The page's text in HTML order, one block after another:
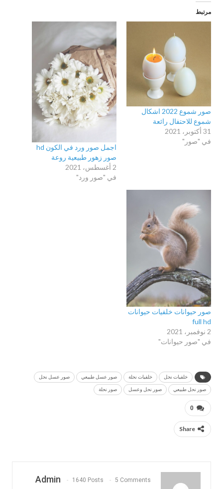
مرتبط
صور شموع 2022 اشكال
شموع للاحتفال رائعة
31 أكتوبر، 2021
في "صور"
اجمل صور ورد في الكون hd
صور زهور طبيعية روعة
2 أغسطس، 2021
في "صور ورد"
صور حيوانات خلفيات حيوانات
full hd
2 نوفمبر، 2021
في "صور حيوانات"
خلفيات نحل خلفيات نحلة صور عسل طبيعي صور عسل نحل
صور نحل طبيعي صور نحل وعسل صور نحلة
0
Share
Admin 1640 Posts 5 Comments